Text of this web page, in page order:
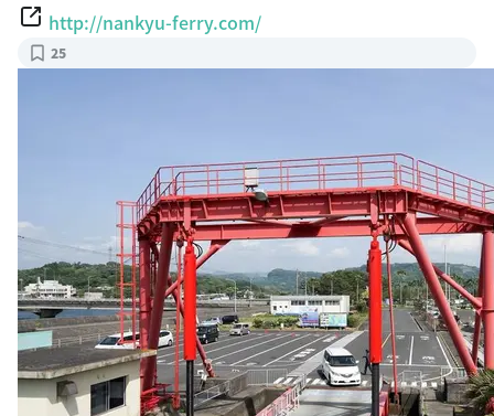
http://nankyu-ferry.com/
25